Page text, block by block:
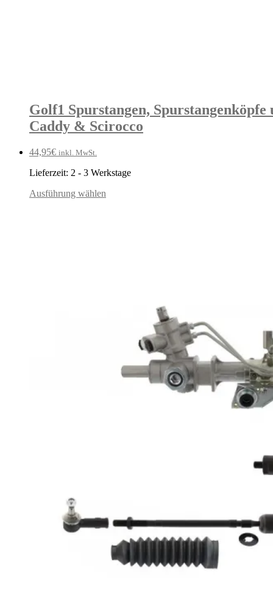
Golf1 Spurstangen,
Caddy & Scirocco
44,95€ inkl. MwSt.
Lieferzeit: 2 - 3 Werkstage
Ausführung wählen